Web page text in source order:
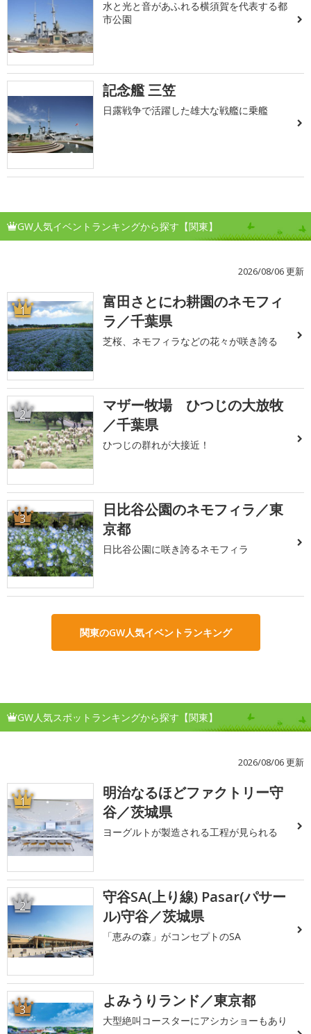
水と光と音があふれる横須賀を代表する都
市公園
記念艦 三笠
日露戦争で活躍した雄大な戦艦に乗艦
GW人気イベントランキングから探す【関東】
2026/08/06 更新
1
富田さとにわ耕園のネモフィ
ラ／千葉県
芝桜、ネモフィラなどの花々が咲き誇る
2
マザー牧場 ひつじの大放牧
／千葉県
ひつじの群れが大接近！
3
日比谷公園のネモフィラ／東
京都
日比谷公園に咲き誇るネモフィラ
関東のGW人気イベントランキング
GW人気スポットランキングから探す【関東】
2026/08/06 更新
1
明治なるほどファクトリー守
谷／茨城県
ヨーグルトが製造される工程が見られる
2
守谷SA(上り線) Pasar(パサー
ル)守谷／茨城県
「恵みの森」がコンセプトのSA
3 よみうりランド／東京都
大型絶叫コースターにアシカショーもあり